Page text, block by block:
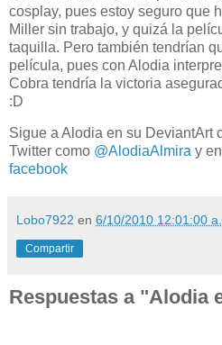
cosplay, pues estoy seguro que
Miller sin trabajo, y quizá la
taquilla. Pero también tendrían
película, pues con Alodia
Cobra tendría la victoria
:D
Sigue a Alodia en su DeviantArt
Twitter como @AlodiaAlmira y
facebook
Lobo7922 en 6/10/2010 12:01:00
Compartir
Respuestas a "Alodia